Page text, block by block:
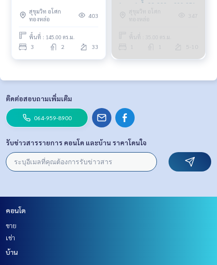
สุขุมวิท อโศก
ทองหล่อ
403
พื้นที่ : 145.00 ตร.ม.
3 2 33
1นอน 1 น้ำ 28,000บ. 099-251-
6615สุขุมวิท อโศก
ทองหล่อ
347
พื้นที่ : 35.00 ตร.ม.
5-10
ติดต่อสอบถามเพิ่มเติม
064-959-8900
รับข่าวสารรายการ คอนโด และบ้าน ราคาโดนใจ
คอนโด
ขาย
เช่า
บ้าน